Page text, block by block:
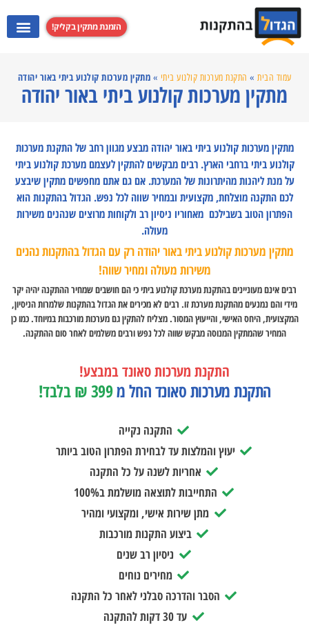
הזמנת מתקין בקליק!
עמוד הבית » התקנת מערכות קולנוע ביתי » מתקין מערכות קולנוע ביתי באור יהודה
מתקין מערכות קולנוע ביתי באור יהודה
מתקין מערכות קולנוע ביתי באור יהודה מבצע מגוון רחב של התקנת מערכות
קולנוע ביתי ברחבי הארץ. רבים מבקשים להתקין לעצמם מערכת קולנוע ביתי
על מנת ליהנות מהיתרונות של המערכת. אם גם אתם מחפשים מתקין שיבצע
לכם התקנה מוצלחת, מקצועית ובמחיר שווה לכל נפש. הגדול בהתקנות הוא
הפתרון הטוב בשבילכם מאחוריו ניסיון רב ולקוחות מרוצים שנהנים משירות
מעולה.
מתקין מערכות קולנוע ביתי באור יהודה רק עם הגדול בהתקנות נהנים
משירות מעולה ומחיר שווה!
רבים אינם מעוניינים בהתקנת מערכת קולנוע ביתי כי הם חושבים שמחיר ההתקנה יהיה יקר
מידי והם נמנעים מהתקנת מערכת זו. רבים לא מכירים את הגדול בהתקנות שלמרות הניסיון,
המקצועית, היחס האישי, והייעוץ המסור. מצליח להתקין גם מערכות מורכבות במיוחד. כמו כן
המחיר שהמתקין המנוסה מבקש שווה לכל נפש ורבים משלמים לאחר סום ההתקנה.
התקנת מערכות סאונד במבצע!
התקנת מערכות סאונד החל מ399 ₪ בלבד!
התקנה נקייה
יעוץ והמלצות עד לבחירת הפתרון הטוב ביותר
אחריות לשנה על כל התקנה
התחייבות לתוצאה מושלמת ב100%
מתן שירות אישי, ומקצועי ומהיר
ביצוע התקנות מורכבות
ניסיון רב שנים
מחירים נוחים
הסבר והדרכה סבלני לאחר כל התקנה
עד 30 דקות להתקנה